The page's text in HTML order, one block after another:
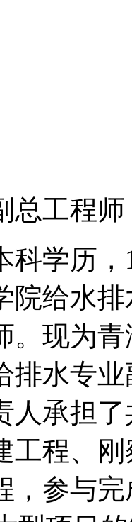
总工程师
科学历，
院给水
。现为
排水专
人承担
工程、
，参与